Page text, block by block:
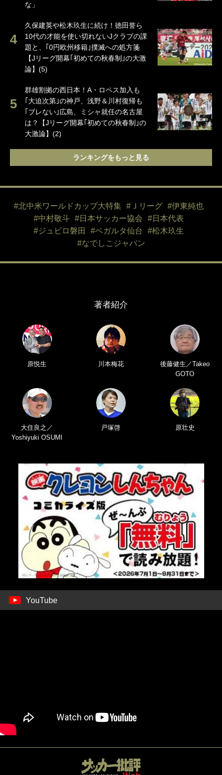
な」
久保建英や松木玖生に続け！徳田誉ら
10代の才能を使い切れないJクラブの課
題と、｢0円欧州移籍｣撲滅への処方箋
【Jリーグ開幕｢初めての秋春制｣の大激
論】(5)
群雄割拠の西日本！A・ロペス加入も
｢大迫次第｣の神戸、浅野＆川村復帰も
｢ブレない｣広島、ミシャ就任の名古屋
は？【Jリーグ開幕｢初めての秋春制｣の
大激論】(2)
ランキングをもっと見る
#北中米ワールドカップ大特集 #Ｊリーグ
#伊東純也
#中村敬斗
#日本サッカー協会
#日本代表
#ジュビロ磐田
#ベガルタ仙台
#松木玖生
#なでしこジャパン
著者紹介
原悦生 川本梅花
後藤健生／Takeo
GOTO
大住良之／
Yoshiyuki OSUMI
戸塚啓 原壮史
YouTube